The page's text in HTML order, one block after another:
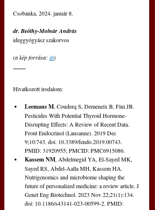
Csobánka, 2024. január 8.
dr. Beöthy-Molnár András
ideggyógyász szakorvos
(a kép forrása: itt)
Hivatkozott irodalom:
Leemans M, Couderq S, Demeneix B, Fini JB.
Pesticides With Potential Thyroid Hormone-
Disrupting Effects: A Review of Recent Data.
Front Endocrinol (Lausanne). 2019 Dec
9;10:743. doi: 10.3389/fendo.2019.00743.
PMID: 31920955; PMCID: PMC6915086.
Kassem NM, Abdelmegid YA, El-Sayed MK,
Sayed RS, Abdel-Aalla MH, Kassem HA.
Nutrigenomics and microbiome shaping the
future of personalized medicine: a review article. J
Genet Eng Biotechnol. 2023 Nov 22;21(1):134.
doi: 10.1186/s43141-023-00599-2. PMID: